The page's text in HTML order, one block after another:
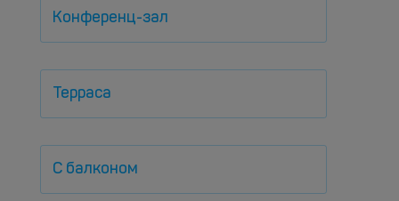
Конференц-зал
Терраса
С балконом